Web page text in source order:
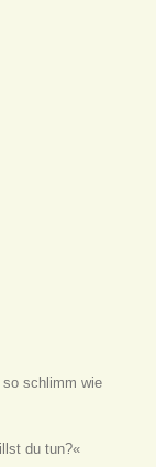
schlimm wie
du tun?«